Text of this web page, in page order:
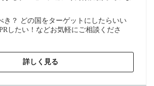
き？ どの国をターゲットにしたらいい
したい！などお気軽にご相談くださ
詳しく見る